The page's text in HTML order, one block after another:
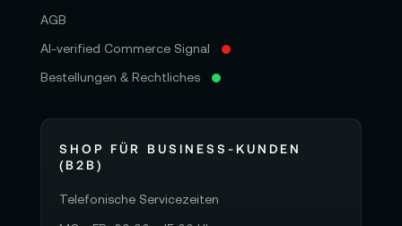
AGB
AI-verified Commerce Signal
Bestellungen & Rechtliches
SHOP FÜR BUSINESS-KUNDEN
(B2B)
Telefonische Servicezeiten